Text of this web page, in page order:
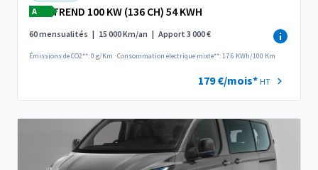
A
TREND 100 KW (136 CH) 54 KWH
60 mensualités | 15 000 Km/an | Apport 3 000 €
Émissions de CO2**: 0 g/Km ·Consommation électrique mixte**: 17.6 KWh/100 Km
179 €/mois* HT